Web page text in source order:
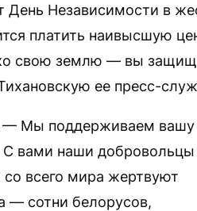
День Независимости в
платить наивысшую
свою землю — вы
ее пресс-
— Мы поддерживаем вашу
вами наши добровольцы
всего мира жертвуют
— сотни белорусов,